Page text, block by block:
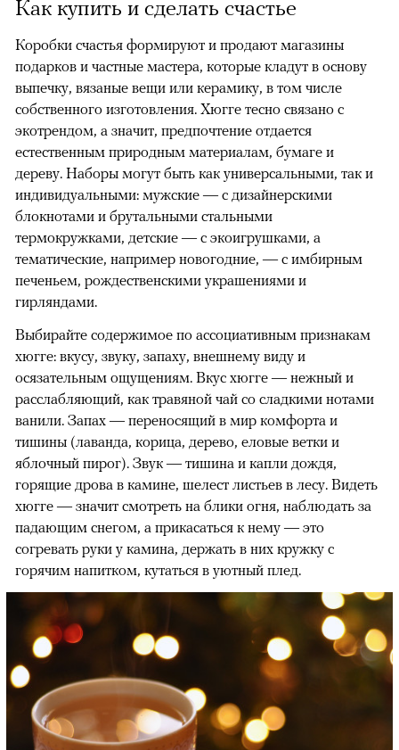
Как купить и сделать счастье
Коробки счастья формируют и продают магазины
подарков и частные мастера, которые кладут в основу
выпечку, вязаные вещи или керамику, в том числе
собственного изготовления. Хюгге тесно связано с
экотрендом, а значит, предпочтение отдается
естественным природным материалам, бумаге и
дереву. Наборы могут быть как универсальными, так и
индивидуальными: мужские — с дизайнерскими
блокнотами и брутальными стальными
термокружками, детские — с экоигрушками, а
тематические, например новогодние, — с имбирным
печеньем, рождественскими украшениями и
гирляндами.
Выбирайте содержимое по ассоциативным признакам
хюгге: вкусу, звуку, запаху, внешнему виду и
осязательным ощущениям. Вкус хюгге — нежный и
расслабляющий, как травяной чай со сладкими нотами
ванили. Запах — переносящий в мир комфорта и
тишины (лаванда, корица, дерево, еловые ветки и
яблочный пирог). Звук — тишина и капли дождя,
горящие дрова в камине, шелест листьев в лесу. Видеть
хюгге — значит смотреть на блики огня, наблюдать за
падающим снегом, а прикасаться к нему — это
согревать руки у камина, держать в них кружку с
горячим напитком, кутаться в уютный плед.